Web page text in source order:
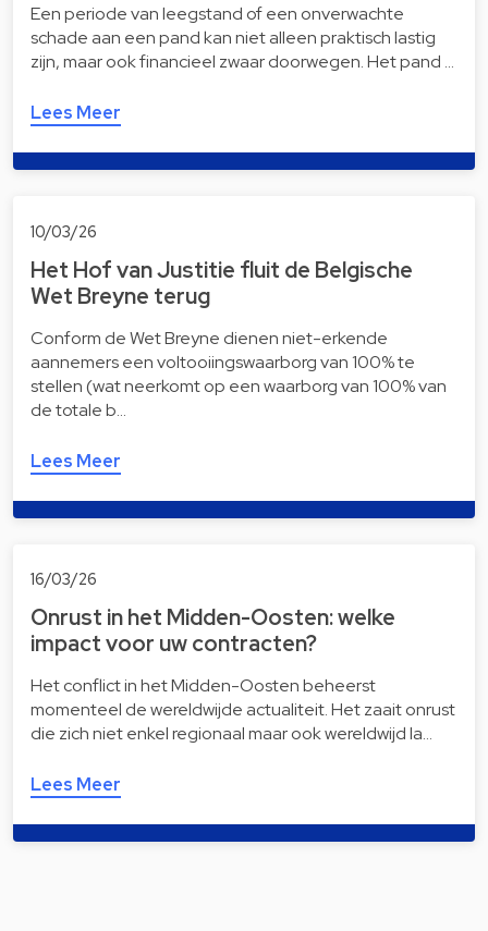
Een periode van leegstand of een onverwachte
schade aan een pand kan niet alleen praktisch lastig
zijn, maar ook financieel zwaar doorwegen. Het pand …
Lees Meer
10/03/26
Het Hof van Justitie fluit de Belgische
Wet Breyne terug
Conform de Wet Breyne dienen niet-erkende
aannemers een voltooiingswaarborg van 100% te
stellen (wat neerkomt op een waarborg van 100% van
de totale b…
Lees Meer
16/03/26
Onrust in het Midden-Oosten: welke
impact voor uw contracten?
Het conflict in het Midden-Oosten beheerst
momenteel de wereldwijde actualiteit. Het zaait onrust
die zich niet enkel regionaal maar ook wereldwijd la…
Lees Meer